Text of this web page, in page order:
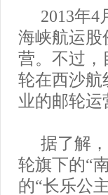
2013年
海峡航运股
营。不过，
轮在西沙航
业的邮轮运
据了解
轮旗下的“
的“长乐公